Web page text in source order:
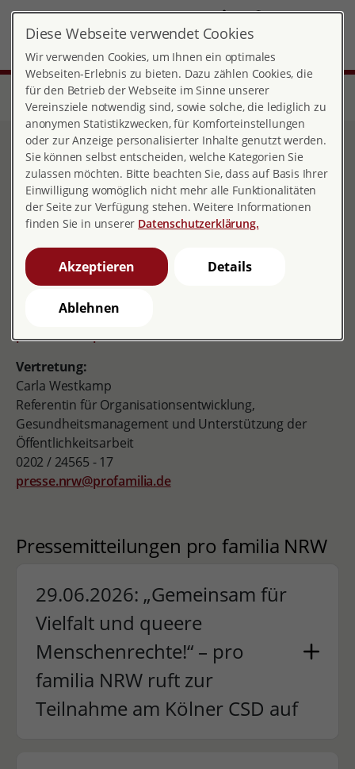
DE
Start Über pro familia Landesverbände
Nordrhein-Westfalen
Presse
Presse
Pressekontakt:
Eva Ehlers
Referentin für Öffentlichkeitsarbeit und Social Media
0176 / 46072037
presse.nrw@profamilia.de
Vertretung:
Carla Westkamp
Referentin für Organisationsentwicklung,
Gesundheitsmanagement und Unterstützung der
Öffentlichkeitsarbeit
0202 / 24565 - 17
presse.nrw@profamilia.de
Pressemitteilungen pro familia NRW
29.06.2026: „Gemeinsam für
Vielfalt und queere
Menschenrechte!“ – pro
familia NRW ruft zur
Teilnahme am Kölner CSD auf
Diese Webseite verwendet Cookies
Wir verwenden Cookies, um Ihnen ein optimales
Webseiten-Erlebnis zu bieten. Dazu zählen Cookies, die
für den Betrieb der Webseite im Sinne unserer
Vereinsziele notwendig sind, sowie solche, die lediglich zu
anonymen Statistikzwecken, für Komforteinstellungen
oder zur Anzeige personalisierter Inhalte genutzt werden.
Sie können selbst entscheiden, welche Kategorien Sie
zulassen möchten. Bitte beachten Sie, dass auf Basis Ihrer
Einwilligung womöglich nicht mehr alle Funktionalitäten
der Seite zur Verfügung stehen. Weitere Informationen
finden Sie in unserer Datenschutzerklärung.
Akzeptieren Details
Ablehnen